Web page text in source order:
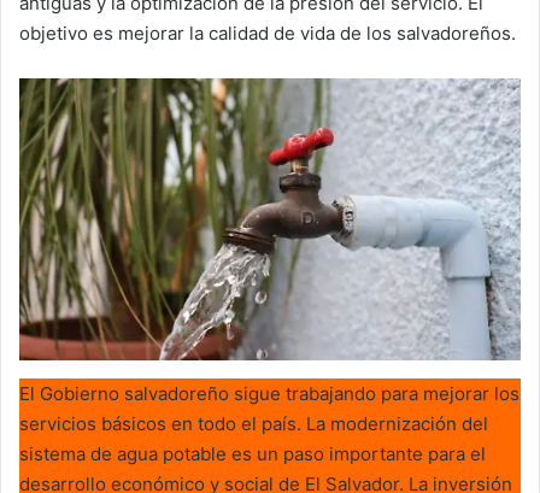
objetivo es mejorar la calidad de vida de los salvadoreños.
El Gobierno salvadoreño sigue trabajando para mejorar los
servicios básicos en todo el país. La modernización del
sistema de agua potable es un paso importante para el
desarrollo económico y social de El Salvador. La inversión